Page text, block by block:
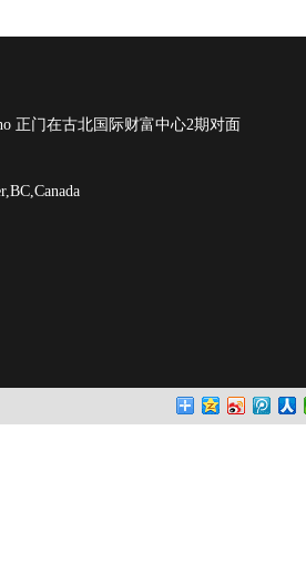
正门在古北国际财富中心2期对面